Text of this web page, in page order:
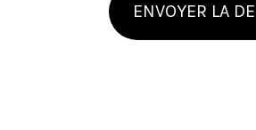
ENVOYER LA